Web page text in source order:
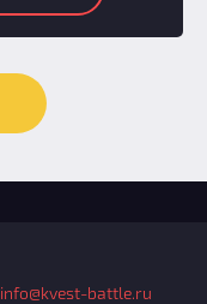
info@kvest-battle.ru